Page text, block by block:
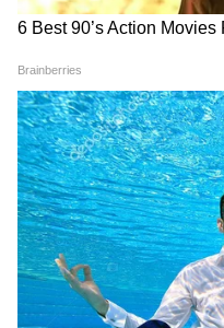
চিঠিতে আরও বলা
ফল হল, বিদ্রোহীরা
স্বীকৃতির আবেদন
তা আইনত ভিত্তিহীন
আরও যুক্তি দেন, যদি
চেষ্টা করাও হয়, তার
হবে: প্রথমত, মূল
হবে এবং দ্বিতীয়ত,
সদস্যকে দল বদল